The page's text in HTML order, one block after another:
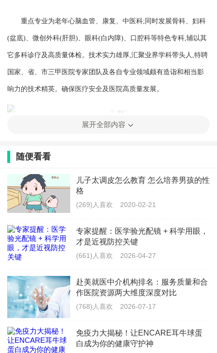
重点专业为老年心脑血管、康复、中医科;同时发展骨科、妇科
(盆底)、微创外科(肝胆)、眼科(白内障)、口腔科等特色专科,辅以其
它多科诊疗及高质量体检。技术实力雄厚,汇聚业界学科带头人,特聘
国家、省、市三甲医院专家团队及各自专业领域颇有造诣和相当影
响力的技术精英。确保医疗安全及医院高质量发展。
程规范,方便快捷。推行“管家式”服务模式,实现超值服务。全面优化
信息平台,着力打造现代化的智慧医院。
医院顺应健康中国大趋势,结合客观实际,整合医疗和养老两方面
资源,开拓医养结合一体化新模式,建立了紧密型的医养结合体。刘占
行文
最新文章
赴美就医中介机构排名：服务质量和合
作医院资源两大维度深度对比
六一儿童节爱眼护眼科普来袭 专家支招
展开全部内容
随便看看
儿子太调皮怎么教育 怎么培养男孩的性
格
(269)人喜欢 2020-02-21
专家提醒：医学验光配镜 + 科学用眼，
才是近视防控关键
(661)人喜欢 2026-04-27
赴美就医中介机构排名：服务质量和合
作医院资源两大维度深度对比
(768)人喜欢 2026-07-17
免疫力大揭秘！让ENCARE耳牛球蛋
白成为你的健康守护神